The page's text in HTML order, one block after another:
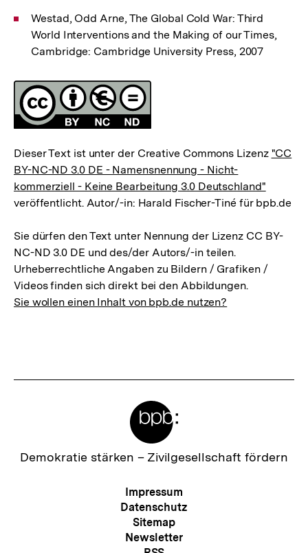
Westad, Odd Arne, The Global Cold War: Third
World Interventions and the Making of our Times,
Cambridge: Cambridge University Press, 2007
Fussnoten
Lizenz
Dieser Text ist unter der Creative Commons Lizenz "CC
BY-NC-ND 3.0 DE - Namensnennung - Nicht-
kommerziell - Keine Bearbeitung 3.0 Deutschland"
veröffentlicht. Autor/-in: Harald Fischer-Tiné für bpb.de
Sie dürfen den Text unter Nennung der Lizenz CC BY-
NC-ND 3.0 DE und des/der Autors/-in teilen.
Urheberrechtliche Angaben zu Bildern / Grafiken /
Videos finden sich direkt bei den Abbildungen.
Sie wollen einen Inhalt von bpb.de nutzen?
Zur
Demokratie stärken – Zivilgesellschaft fördern
Meta-
Navigation
Impressum
Datenschutz
Sitemap
Newsletter